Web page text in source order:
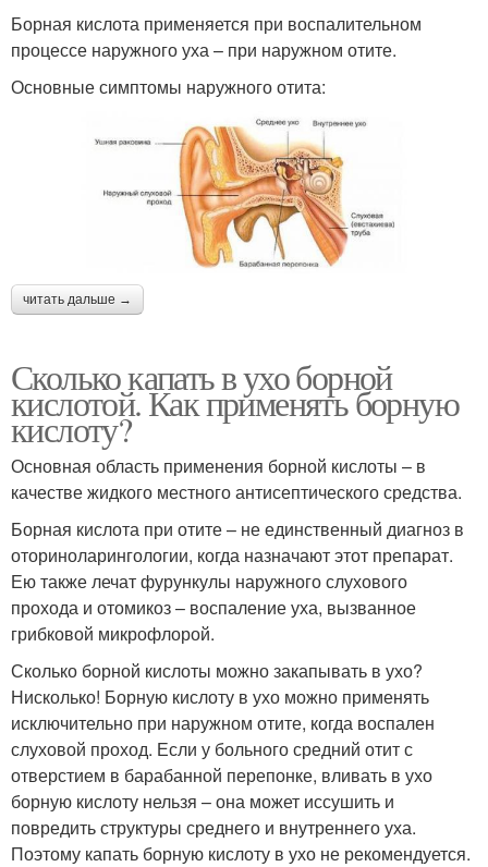
Борная кислота применяется при воспалительном
процессе наружного уха – при наружном отите.
Основные симптомы наружного отита:
читать дальше →
Сколько капать в ухо борной
кислотой. Как применять борную
кислоту?
Основная область применения борной кислоты – в
качестве жидкого местного антисептического средства.
Борная кислота при отите – не единственный диагноз в
оториноларингологии, когда назначают этот препарат.
Ею также лечат фурункулы наружного слухового
прохода и отомикоз – воспаление уха, вызванное
грибковой микрофлорой.
Сколько борной кислоты можно закапывать в ухо?
Нисколько! Борную кислоту в ухо можно применять
исключительно при наружном отите, когда воспален
слуховой проход. Если у больного средний отит с
отверстием в барабанной перепонке, вливать в ухо
борную кислоту нельзя – она может иссушить и
повредить структуры среднего и внутреннего уха.
Поэтому капать борную кислоту в ухо не рекомендуется.